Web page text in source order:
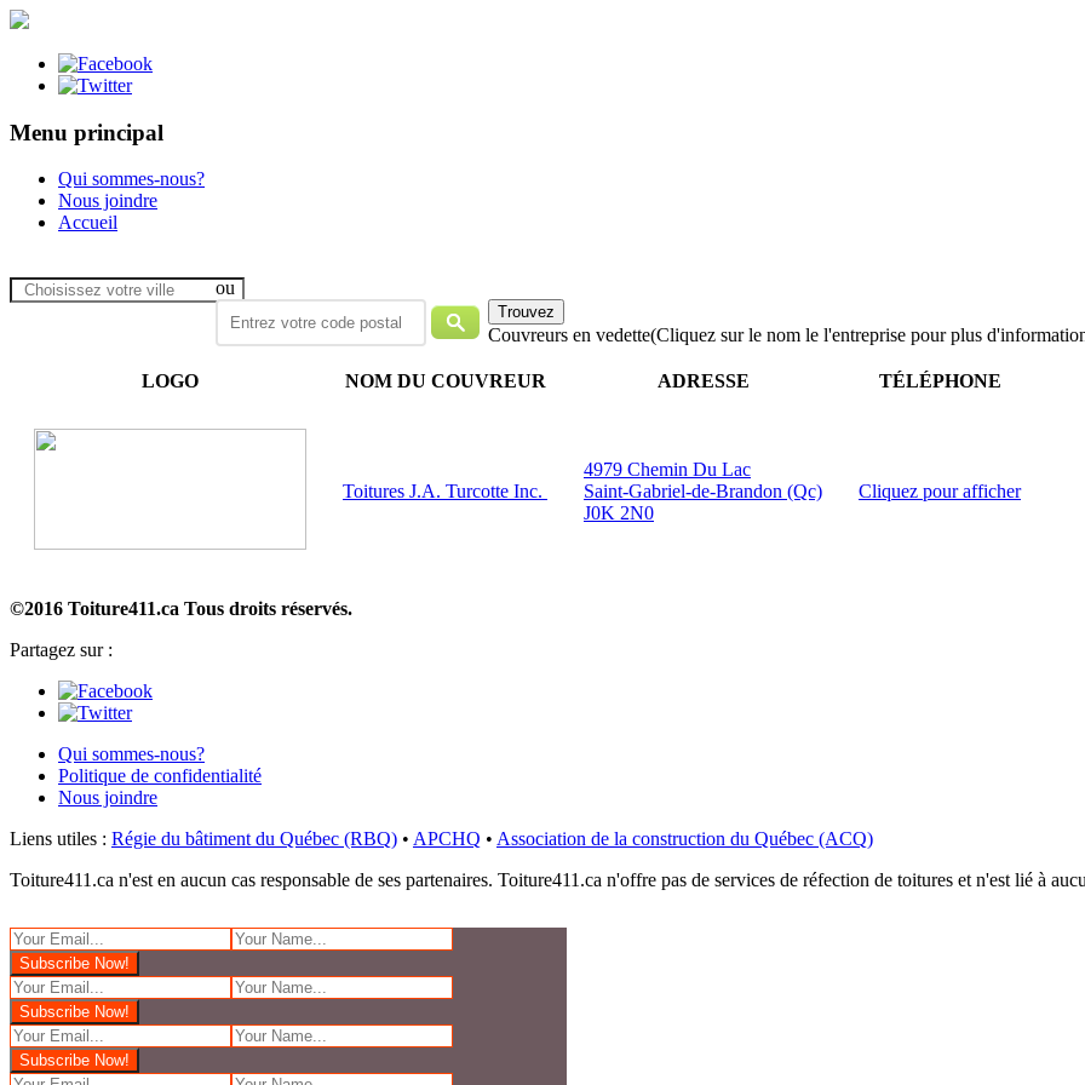
Menu principal
Qui sommes-nous?
Nous joindre
Accueil
ou
Couvreurs en vedette(Cliquez sur le nom le l'entreprise pour plus
LOGO NOM DU COUVREUR ADRESSE TÉLÉPHONE
Toitures J.A. Turcotte Inc.
4979 Chemin Du Lac
Saint-Gabriel-de-Brandon (Qc)
J0K 2N0
Cliquez pour afficher
©2016 Toiture411.ca Tous droits réservés.
Partagez sur :
Qui sommes-nous?
Politique de confidentialité
Nous joindre
Liens utiles : Régie du bâtiment du Québec (RBQ) • APCHQ • Association de la construction du Québec (ACQ)
Toiture411.ca n'est en aucun cas responsable de ses partenaires. Toiture411.ca n'offre pas de services de réfection de toitures et n'est lié à